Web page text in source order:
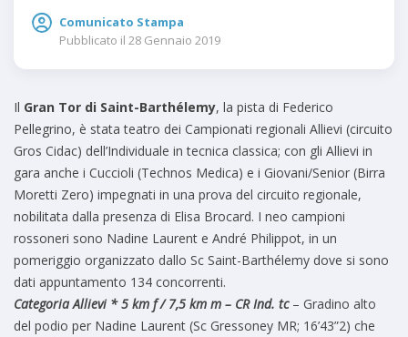
Comunicato Stampa
Pubblicato il 28 Gennaio 2019
Il Gran Tor di Saint-Barthélemy, la pista di Federico
Pellegrino, è stata teatro dei Campionati regionali Allievi (circuito
Gros Cidac) dell’Individuale in tecnica classica; con gli Allievi in
gara anche i Cuccioli (Technos Medica) e i Giovani/Senior (Birra
Moretti Zero) impegnati in una prova del circuito regionale,
nobilitata dalla presenza di Elisa Brocard. I neo campioni
rossoneri sono Nadine Laurent e André Philippot, in un
pomeriggio organizzato dallo Sc Saint-Barthélemy dove si sono
dati appuntamento 134 concorrenti.
Categoria Allievi * 5 km f / 7,5 km m – CR Ind. tc– Gradino alto
del podio per Nadine Laurent (Sc Gressoney MR; 16’43”2) che